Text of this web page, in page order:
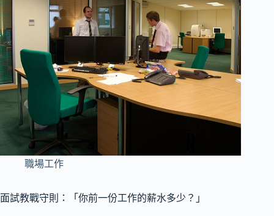
職場工作
面試教戰守則：「你前一份工作的薪水多少？」